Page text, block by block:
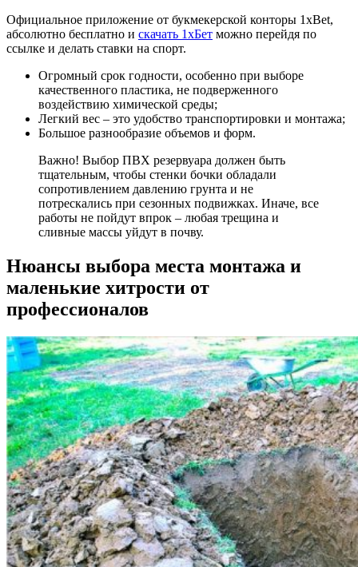
Официальное приложение от букмекерской конторы 1xBet,
абсолютно бесплатно и скачать 1хБет можно перейдя по
ссылке и делать ставки на спорт.
Огромный срок годности, особенно при выборе
качественного пластика, не подверженного
воздействию химической среды;
Легкий вес – это удобство транспортировки и монтажа;
Большое разнообразие объемов и форм.
Важно! Выбор ПВХ резервуара должен быть
тщательным, чтобы стенки бочки обладали
сопротивлением давлению грунта и не
потрескались при сезонных подвижках. Иначе, все
работы не пойдут впрок – любая трещина и
сливные массы уйдут в почву.
Нюансы выбора места монтажа и
маленькие хитрости от
профессионалов